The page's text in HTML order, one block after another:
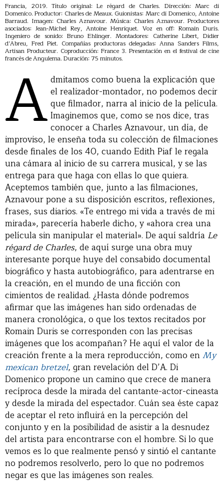
Francia, 2019. Título original: Le régard de Charles. Dirección: Marc di
Domenico. Productor: Charles de Meaux. Guionistas: Marc di Domenico, Antoine
Barraud. Imagen: Charles Aznavour. Música: Charles Aznavour. Productores
asociados: Jean-Michel Rey, Antoine Henriquet. Voz en off: Romain Duris.
Ingeniero de sonido: Bruno Ehlinger. Montadores: Catherine Libert, Didier
d’Abreu, Fred Piet. Compañías productoras delegadas: Anna Sanders Films,
Artisan Producteur. Coproducción: France 3. Presentación en el festival de cine
francés de Angulema. Duración: 75 minutos.
A dmitamos como buena la explicación que
el realizador-montador, no podemos decir
que filmador, narra al inicio de la película.
Imaginemos que, como se nos dice, tras
conocer a Charles Aznavour, un día, de
improviso, le enseña toda su colección de filmaciones
desde finales de los 40, cuando Edith Piaf le regala
una cámara al inicio de su carrera musical, y se las
entrega para que haga con ellas lo que quiera.
Aceptemos también que, junto a las filmaciones,
Aznavour pone a su disposición escritos, reflexiones,
frases, sus diarios. «Te entrego mi vida a través de mi
mirada», parecería haberle dicho, y «ahora crea una
película sin manipular el material». De aquí saldría Le
régard de Charles, de aquí surge una obra muy
interesante porque huye del consabido documental
biográfico y hasta autobiográfico, para adentrarse en
la creación, en el mundo de una ficción con
cimientos de realidad. ¿Hasta dónde podremos
afirmar que las imágenes han sido ordenadas de
manera cronológica, o que los textos recitados por
Romain Duris se corresponden con las precisas
imágenes que los acompañan? He aquí el valor de la
creación frente a la mera reproducción, como enMy
mexican bretzel, gran revelación del D’A. Di
Domenico propone un camino que crece de manera
recíproca desde la mirada del cantante-actor-cineasta
y desde la mirada del espectador. Cuán sea éste capaz
de aceptar el reto influirá en la percepción del
conjunto y en la posibilidad de asistir a la desnudez
del artista para encontrarse con el hombre. Si lo que
vemos es lo que realmente pensó y sintió el cantante
no podremos resolverlo, pero lo que no podremos
negar es que las imágenes son reales.